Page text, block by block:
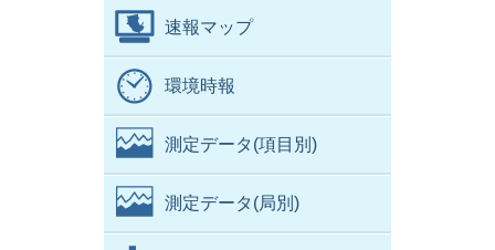
速報マップ
環境時報
測定データ(項目別)
測定データ(局別)